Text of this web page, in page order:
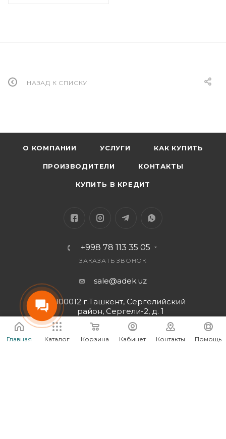
НАЗАД К СПИСКУ
О КОМПАНИИ УСЛУГИ КАК КУПИТЬ
ПРОИЗВОДИТЕЛИ КОНТАКТЫ
КУПИТЬ В КРЕДИТ
+998 78 113 35 05
ЗАКАЗАТЬ ЗВОНОК
sale@adek.uz
100012 г.Ташкент, Сергелийский
район, Сергели-2, д. 1
Ориентир: 9 эт. здание по ул. Янги
Сергели
Главная Каталог Корзина Кабинет Контакты Помощь